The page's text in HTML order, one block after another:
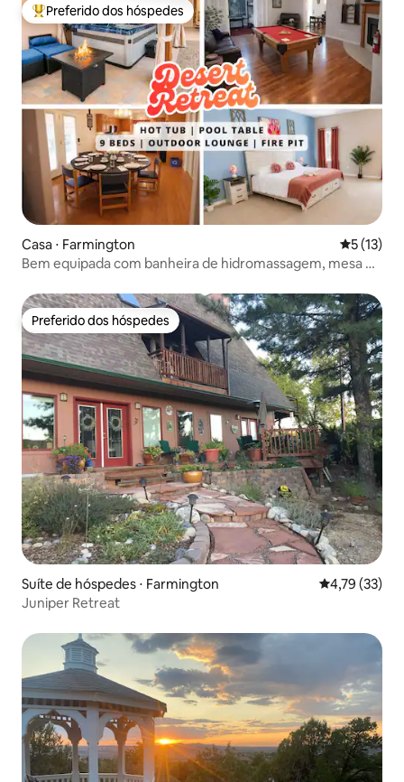
Entre os melhores preferidos dos hóspedes
Preferido dos hóspedes
Casa ⋅ Farmington 5 de uma
5 (13)
Bem equipada com banheira de hidromassagem, mesa de
Preferido dos hóspedes
Preferido dos hóspedes
Suíte de hóspedes ⋅ Farmington 4,79 de uma
4,79 (33)
Juniper Retreat